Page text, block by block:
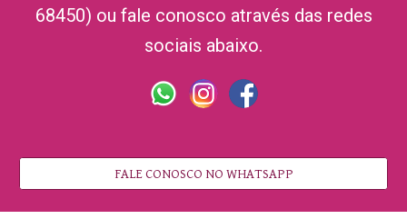
68450) ou fale conosco através das redes
sociais abaixo.
FALE CONOSCO NO WHATSAPP